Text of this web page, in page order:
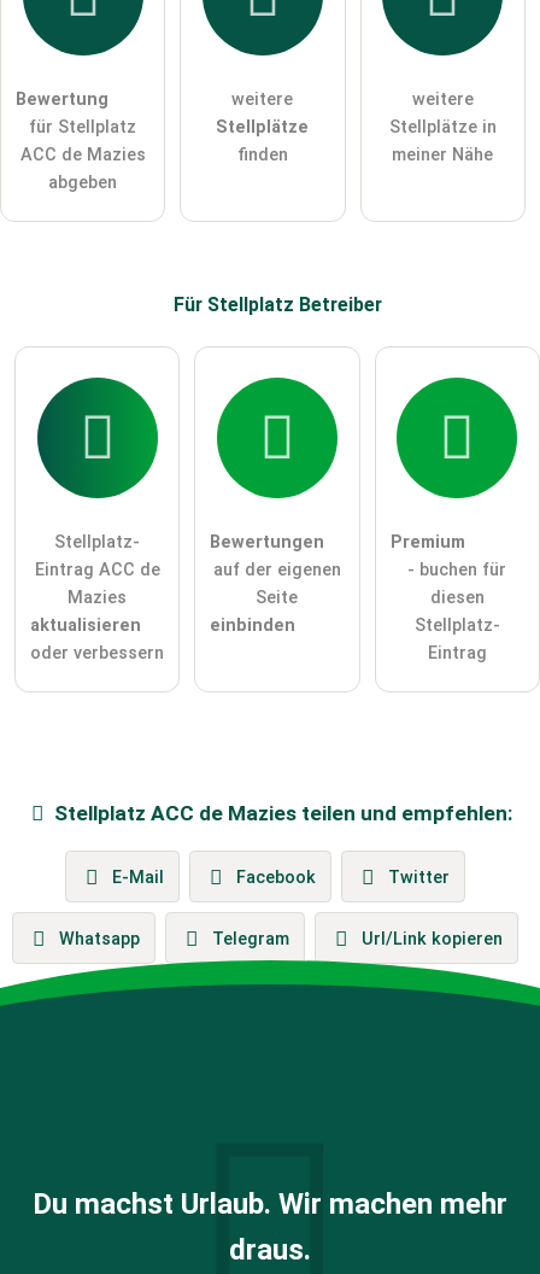
Hiermit akzeptiere ich die .
öffentliche Frage stellen Abbrechen
Hinweis:Bitte beachten Sie, öffentliche Fragen sind
Bewertung
für Stellplatz
ACC de Mazies
abgeben
weitere
Stellplätze
finden
weitere
Stellplätze in
meiner Nähe
Für Stellplatz Betreiber
Stellplatz-
Eintrag ACC de
Mazies
aktualisieren
oder verbessern
Bewertungen
auf der eigenen
Seite
einbinden
Premium
- buchen für
diesen
Stellplatz-
Eintrag
Stellplatz ACC de Maziesteilen und empfehlen:
E-Mail Facebook Twitter
Whatsapp Telegram Url/Link kopieren
Du machst Urlaub. Wir machen mehr
draus.